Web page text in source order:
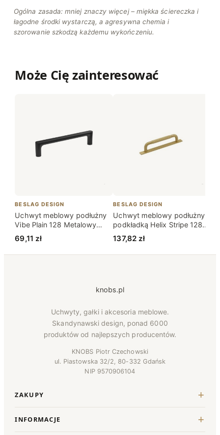
Ogólna zasada: mniej znaczy więcej – miękka ściereczka i
łagodne środki wystarczą, a agresywna chemia i
szorowanie szkodzą każdemu wykończeniu.
Może Cię zainteresować
BESLAG DESIGN
Uchwyt meblowy podłużny
Vibe Plain 128 Metalowy
Czarny Mat
69,11 zł
BESLAG DESIGN
Uchwyt meblowy podłużny z
podkładką Helix Stripe 128
Złoty Szczotkowany
137,82 zł
knobs.pl
Uchwyty, gałki i akcesoria meblowe.
Skandynawski design, ponad 6000
produktów od najlepszych producentów.
KNOBS Piotr Czechowski
ul. Piastowska 32/2, 80-332 Gdańsk
NIP 9570906104
ZAKUPY
INFORMACJE